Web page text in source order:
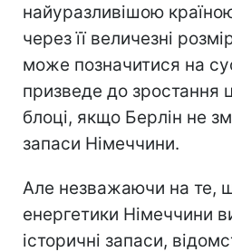
найуразливішою
через її величезні
може позначитися на
призведе до зростання
блоці, якщо Берлін не
запаси Німеччини.
Але незважаючи на те,
енергетики Німеччини
історичні запаси,